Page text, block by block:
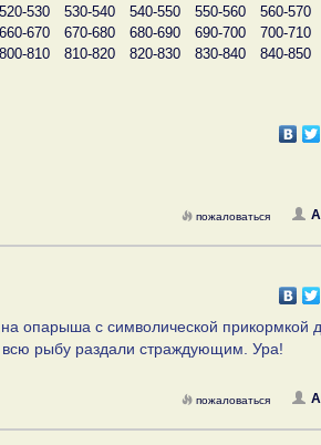
520-530 530-540 540-550 550-560
560-570
660-670 670-680 680-690 690-700
700-710
800-810 810-820 820-830 830-840
840-850
пожаловаться
опарыша с символической прикормкой
всю рыбу раздали страждующим. Ура!
пожаловаться